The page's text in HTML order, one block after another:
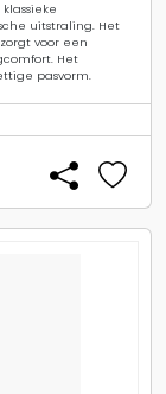
uitstraling. Het
voor een
Het
pasvorm.